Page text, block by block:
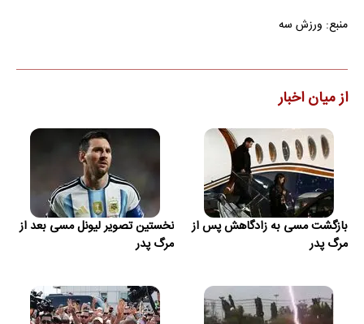
منبع: ورزش سه
از میان اخبار
بازگشت مسی به زادگاهش پس از
مرگ پدر
نخستین تصویر لیونل مسی بعد از
مرگ پدر